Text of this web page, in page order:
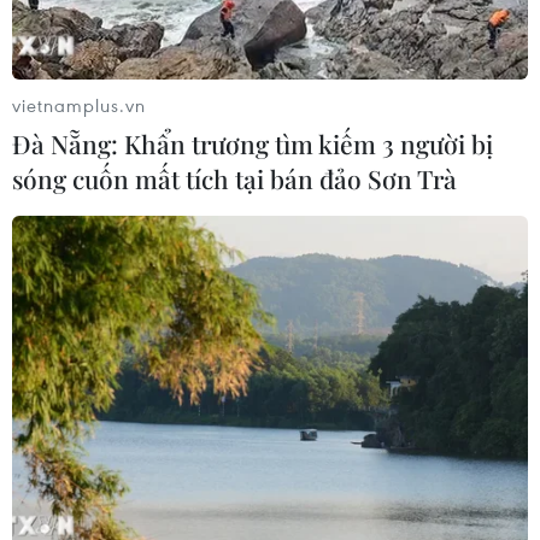
Tổng Bí thư, Chủ tịch nước
Tô Lâm tiếp Tư lệnh Bộ Chỉ huy Thái
Bình Dương Hoa Kỳ
05/08/2026 11:36
Chủ tịch Quốc hội kiêm Chủ
tịch Hạ viện Thái Lan tham quan Nhà
Quốc hội
05/08/2026 09:37
Chủ tịch Quốc hội kiêm Chủ
tịch Hạ viện Thái Lan viếng Lăng Bác
và tưởng niệm Anh hùng liệt sỹ
05/08/2026 09:20
vietnamplus.vn
Đà Nẵng: Khẩn trương tìm kiếm 3 người bị
sóng cuốn mất tích tại bán đảo Sơn Trà